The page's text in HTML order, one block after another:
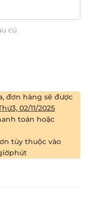
củ
đơn hàng sẽ được
02/11/2025
toán hoặc
tùy thuộc vào
phút